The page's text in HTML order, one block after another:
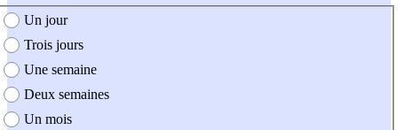
création de l'offre
Un jour
Trois jours
Une semaine
Deux semaines
Un mois